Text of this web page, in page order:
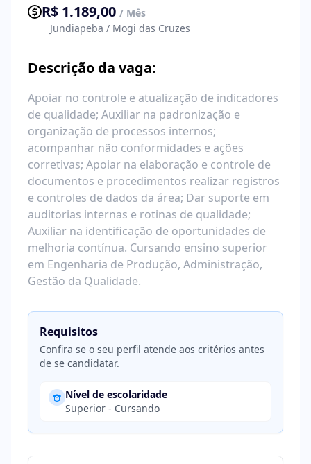
R$ 1.189,00 / Mês
Jundiapeba / Mogi das Cruzes
Descrição da vaga:
Apoiar no controle e atualização de indicadores
de qualidade; Auxiliar na padronização e
organização de processos internos;
acompanhar não conformidades e ações
corretivas; Apoiar na elaboração e controle de
documentos e procedimentos realizar registros
e controles de dados da área; Dar suporte em
auditorias internas e rotinas de qualidade;
Auxiliar na identificação de oportunidades de
melhoria contínua. Cursando ensino superior
em Engenharia de Produção, Administração,
Gestão da Qualidade.
Requisitos
Confira se o seu perfil atende aos critérios antes
de se candidatar.
Nível de escolaridade
Superior - Cursando